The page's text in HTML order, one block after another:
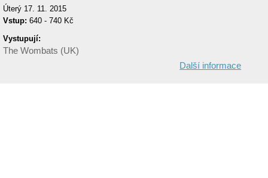
Úterý 17. 11. 2015
Vstup: 640 - 740 Kč
Vystupují:
The Wombats (UK)
Další informace